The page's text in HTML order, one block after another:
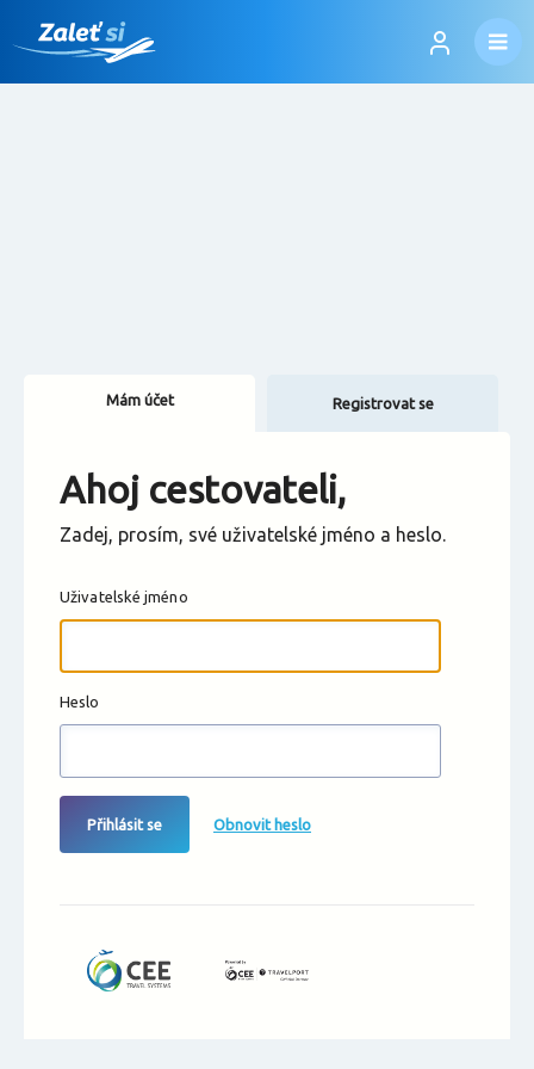
Změnit měnu
Mám účet Registrovat se
Ahoj cestovateli,
Zadej, prosím, své uživatelské jméno a heslo.
Uživatelské jméno
Heslo
Přihlásit se Obnovit heslo